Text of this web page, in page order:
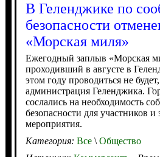
В Геленджике по
безопасности
«Морская миля»
Ежегодный заплыв «Морская
проходивший в августе в
этом году проводиться не
администрация Геленджика.
сослались на необходимость
безопасности для участников и
мероприятия.
Категория: Все\Общество